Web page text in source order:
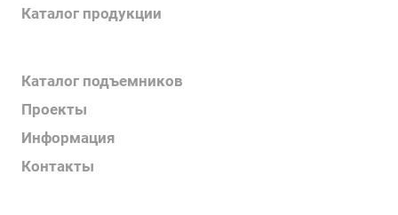
Каталог продукции
Каталог подъемников
Проекты
Информация
Контакты